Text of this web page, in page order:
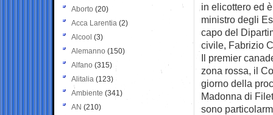
in elicottero ed
ministro degli
capo del
civile, Fabrizio
Il premier
zona rossa, il
giorno della
Madonna di
sono
Aborto (20)
Acca Larentia (2)
Alcool (3)
Alemanno (150)
Alfano (315)
Alitalia (123)
Ambiente (341)
AN (210)